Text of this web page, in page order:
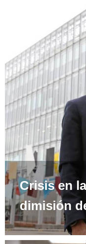
Crisis en
dimisión